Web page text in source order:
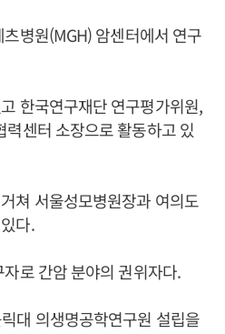
병원(MGH) 암센터에서 연구
한국연구재단 연구평가위원,
센터 소장으로 활동하고 있
쳐 서울성모병원장과 여의도
다.
로 간암 분야의 권위자다.
대 의생명공학연구원 설립을